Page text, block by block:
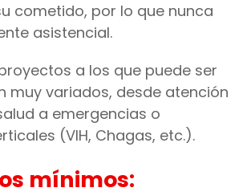
cometido, por lo que nunca
asistencial.
a los que puede ser
muy variados, desde atención
a emergencias o
(VIH, Chagas, etc.).
mínimos: